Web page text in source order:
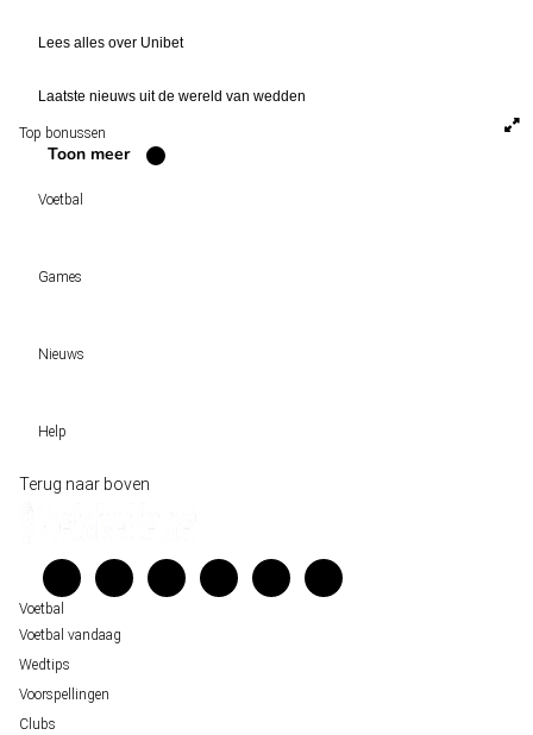
Lees alles over Unibet
Laatste nieuws uit de wereld van wedden
Top bonussen
Toon meer
Voetbal
Wedtips
Games
VW-Tientje
Nieuws
Sloveen Slavko Vincic fluit WK-finale 2026 tussen Spanje en Argentinië
Belfast decor voor de loting van EK 2028 kwalificatie
Help
Wedgidsen
Verantwoord wedden
Over ons
Terug naar boven
Voetbal
Voetbal vandaag
Wedtips
Voorspellingen
Clubs